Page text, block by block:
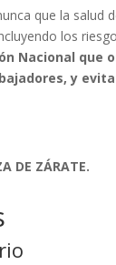
que la salud
los
Nacional que
y
DE ZÁRATE.